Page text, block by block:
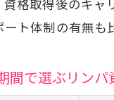
資格取得後のキャ
ート体制の有無も
間で選ぶリン